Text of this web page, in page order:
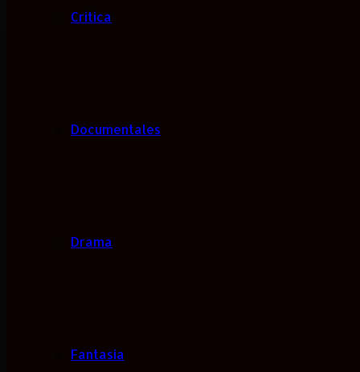
Critica
Documentales
Drama
Fantasía